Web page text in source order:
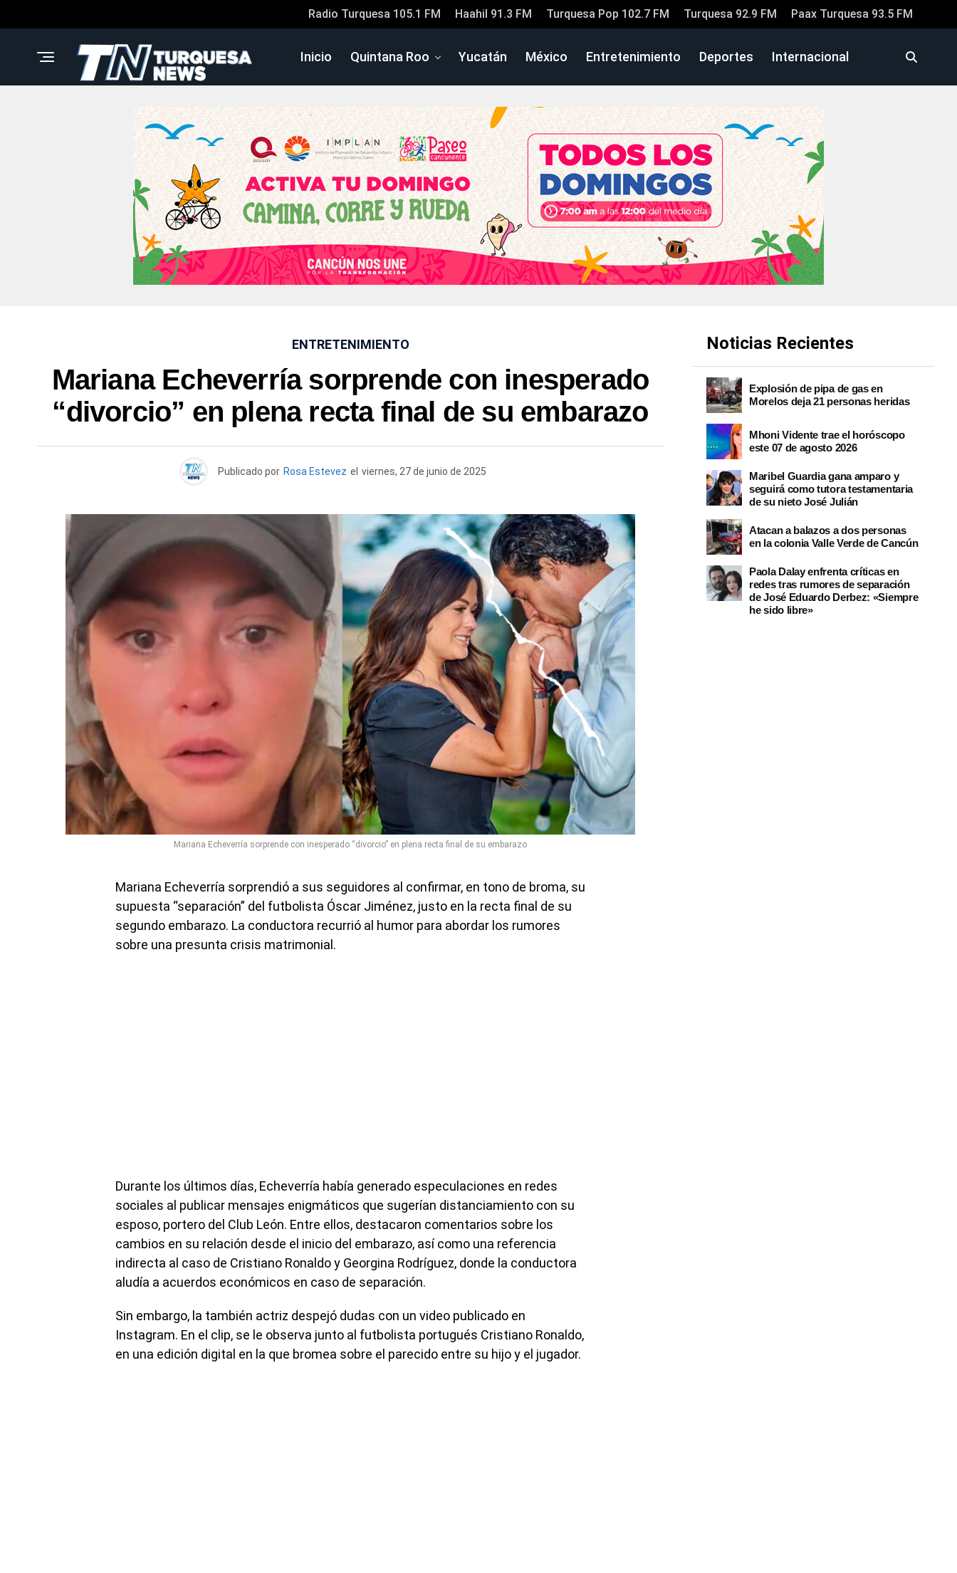
Radio Turquesa 105.1 FM Haahil 91.3 FM Turquesa Pop 102.7 FM Turquesa 92.9 FM Paax Turquesa 93.5 FM
Inicio Quintana Roo Yucatán México Entretenimiento Deportes Internacional
ENTRETENIMIENTO
Mariana Echeverría sorprende con inesperado
“divorcio” en plena recta final de su embarazo
Publicado por Rosa Estevez el viernes, 27 de junio de 2025
Mariana Echeverría sorprende con inesperado “divorcio” en plena recta final de su embarazo
Mariana Echeverría sorprendió a sus seguidores al confirmar, en tono de broma, su
supuesta “separación” del futbolista Óscar Jiménez, justo en la recta final de su
segundo embarazo. La conductora recurrió al humor para abordar los rumores
sobre una presunta crisis matrimonial.
Durante los últimos días, Echeverría había generado especulaciones en redes
sociales al publicar mensajes enigmáticos que sugerían distanciamiento con su
esposo, portero del Club León. Entre ellos, destacaron comentarios sobre los
cambios en su relación desde el inicio del embarazo, así como una referencia
indirecta al caso de Cristiano Ronaldo y Georgina Rodríguez, donde la conductora
aludía a acuerdos económicos en caso de separación.
Sin embargo, la también actriz despejó dudas con un video publicado en
Instagram. En el clip, se le observa junto al futbolista portugués Cristiano Ronaldo,
en una edición digital en la que bromea sobre el parecido entre su hijo y el jugador.
Noticias Recientes
Explosión de pipa de gas en
Morelos deja 21 personas heridas
Mhoni Vidente trae el horóscopo
este 07 de agosto 2026
Maribel Guardia gana amparo y
seguirá como tutora testamentaria
de su nieto José Julián
Atacan a balazos a dos personas
en la colonia Valle Verde de Cancún
Paola Dalay enfrenta críticas en
redes tras rumores de separación
de José Eduardo Derbez: «Siempre
he sido libre»